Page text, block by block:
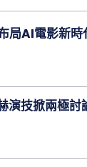
局AI電影新
演技掀兩極